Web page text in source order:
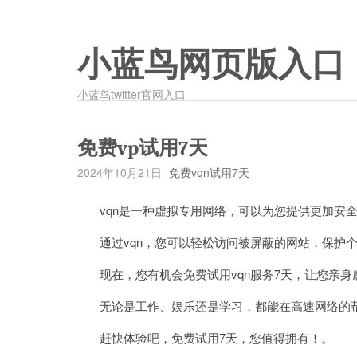
小蓝鸟网页版入口
小蓝鸟twitter官网入口
免费vp试用7天
2024年10月21日 免费vqn试用7天
vqn是一种虚拟专用网络，可以为您提供更加安
通过vqn，您可以轻松访问被屏蔽的网站，保护
现在，您有机会免费试用vqn服务7天，让您亲身
无论是工作、娱乐还是学习，都能在高速网络的
赶快体验吧，免费试用7天，您值得拥有！。